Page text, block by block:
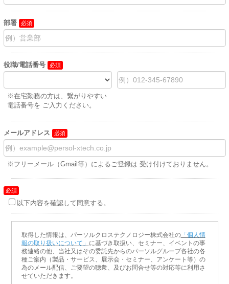
部署
役職/電話番号
※在宅勤務の方は、繋がりやすい
電話番号を ご入力ください。
メールアドレス
※フリーメール（Gmail等）によるご登録は 受け付けておりません。
以下内容を確認して同意する。
取得した情報は、パーソルクロステクノロジー株式会社の「個人情
報の取り扱いについて」 に基づき取扱い、セミナー、イベントの事
務連絡の他、当社又はその委託先からのパーソルグループ各社の各
種ご案内（製品・サービス、展示会・セミナー、アンケート等）の
為のメール配信、ご要望の聴衆、及びお問合せ等の対応等に利用さ
せていただきます。